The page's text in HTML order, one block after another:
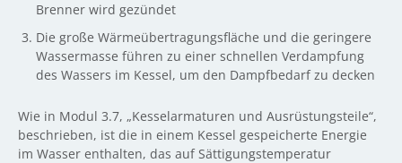
Brenner wird gezündet
Die große Wärmeübertragungsfläche und die geringere
Wassermasse führen zu einer schnellen Verdampfung
des Wassers im Kessel, um den Dampfbedarf zu decken
Wie in Modul 3.7, „Kesselarmaturen und Ausrüstungsteile“,
beschrieben, ist die in einem Kessel gespeicherte Energie
im Wasser enthalten, das auf Sättigungstemperatur